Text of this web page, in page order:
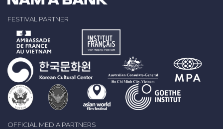
FESTIVAL PARTNER
OFFICIAL MEDIA PARTNERS